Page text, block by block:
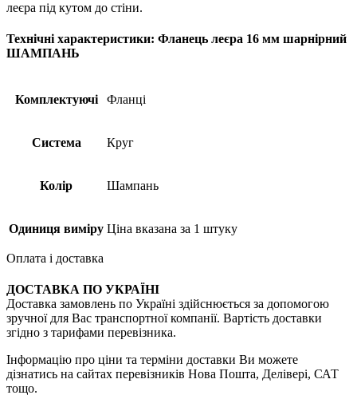
леєра під кутом до стіни.
Технічні характеристики: Фланець леєра 16 мм шарнірний
ШАМПАНЬ
Комплектуючі Фланці
Система Круг
Колір Шампань
Одиниця виміру Ціна вказана за 1 штуку
Оплата і доставка
ДОСТАВКА ПО УКРАЇНІ
Доставка замовлень по Україні здійснюється за допомогою
зручної для Вас транспортної компанії. Вартість доставки
згідно з тарифами перевізника.
Інформацію про ціни та терміни доставки Ви можете
дізнатись на сайтах перевізників Нова Пошта, Делівері, САТ
тощо.